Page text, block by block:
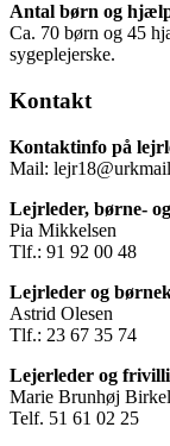
Antal børn og
Ca. 70 børn og 45
sygeplejerske.
Kontakt
Kontaktinfo på
Mail:
Lejrleder, børne-
Pia Mikkelsen
Tlf.: 91 92 00 48
Lejrleder og
Astrid Olesen
Tlf.: 23 67 35 74
Lejerleder og
Marie Brunhøj
Telf. 51 61 02 25